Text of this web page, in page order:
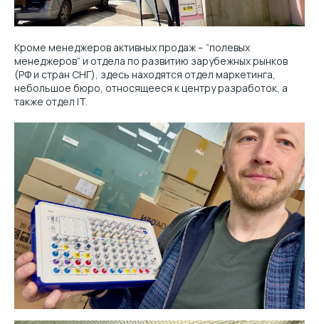
Кроме менеджеров активных продаж – “полевых
менеджеров” и отдела по развитию зарубежных рынков
(РФ и стран СНГ), здесь находятся отдел маркетинга,
небольшое бюро, относящееся к центру разработок, а
также отдел IT.